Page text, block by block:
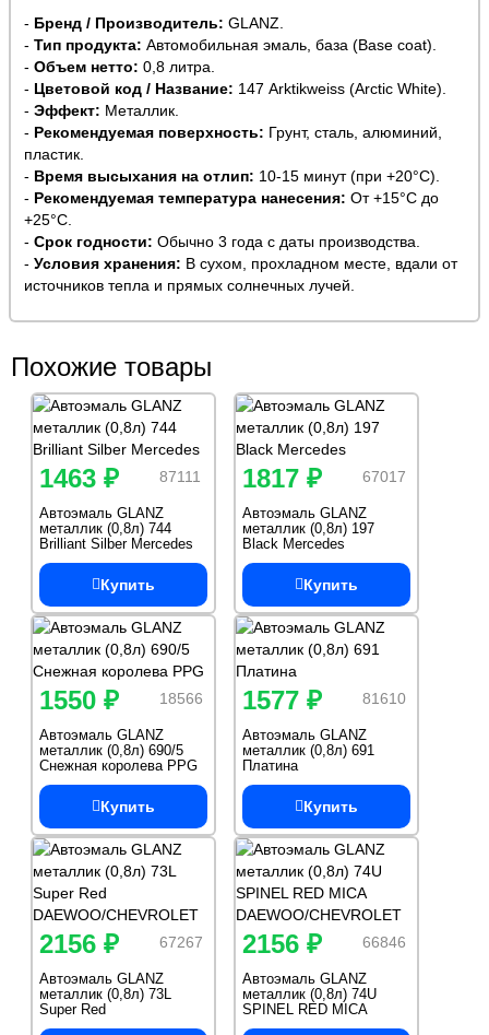
- Бренд / Производитель: GLANZ.
- Тип продукта: Автомобильная эмаль, база (Base coat).
- Объем нетто: 0,8 литра.
- Цветовой код / Название: 147 Arktikweiss (Arctic White).
- Эффект: Металлик.
- Рекомендуемая поверхность: Грунт, сталь, алюминий,
пластик.
- Время высыхания на отлип: 10-15 минут (при +20°C).
- Рекомендуемая температура нанесения: От +15°C до
+25°C.
- Срок годности: Обычно 3 года с даты производства.
- Условия хранения: В сухом, прохладном месте, вдали от
источников тепла и прямых солнечных лучей.
Похожие товары
87111
1463 ₽
Автоэмаль GLANZ
металлик (0,8л) 744
Brilliant Silber Mercedes
Купить
67017
1817 ₽
Автоэмаль GLANZ
металлик (0,8л) 197
Black Mercedes
Купить
18566
1550 ₽
Автоэмаль GLANZ
металлик (0,8л) 690/5
Снежная королева PPG
Купить
81610
1577 ₽
Автоэмаль GLANZ
металлик (0,8л) 691
Платина
Купить
67267
2156 ₽
Автоэмаль GLANZ
металлик (0,8л) 73L
Super Red
DAEWOO/CHEVROLET
66846
2156 ₽
Автоэмаль GLANZ
металлик (0,8л) 74U
SPINEL RED MICA
DAEWOO/CHEVROLET